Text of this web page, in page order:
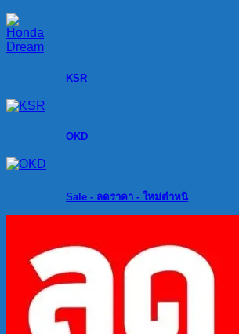
KSR
OKD
Sale - ลดราคา - ใหม่ตำหนิ